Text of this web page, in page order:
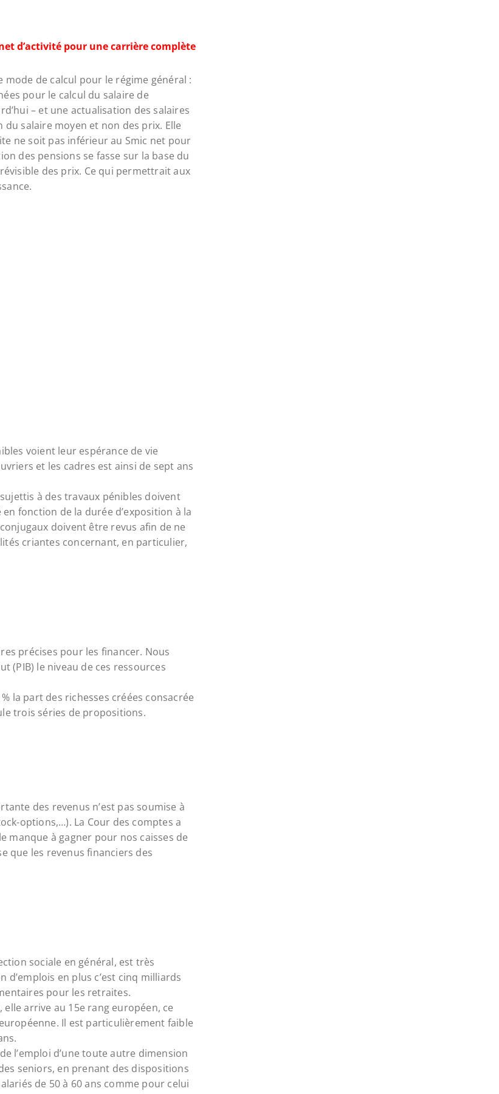
d’activité pour une carrière complète
de calcul pour le régime général :
pour le calcul du salaire de
– et une actualisation des salaires
salaire moyen et non des prix. Elle
ne soit pas inférieur au Smic net pour
des pensions se fasse sur la base du
des prix. Ce qui permettrait aux
voient leur espérance de vie
et les cadres est ainsi de sept ans
à des travaux pénibles doivent
fonction de la durée d’exposition à la
doivent être revus afin de ne
criantes concernant, en particulier,
précises pour les financer. Nous
(PIB) le niveau de ces ressources
la part des richesses créées consacrée
trois séries de propositions.
des revenus n’est pas soumise à
options,…). La Cour des comptes a
manque à gagner pour nos caisses de
que les revenus financiers des
sociale en général, est très
d’emplois en plus c’est cinq milliards
pour les retraites.
elle arrive au 15e rang européen, ce
Il est particulièrement faible
l’emploi d’une toute autre dimension
seniors, en prenant des dispositions
de 50 à 60 ans comme pour celui